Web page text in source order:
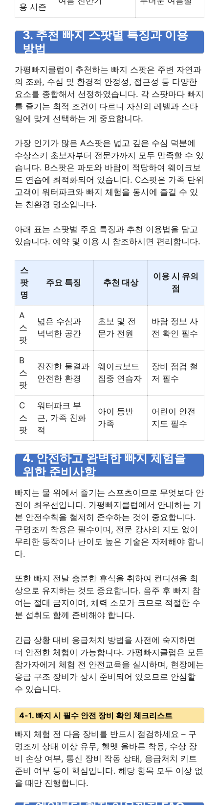
용 시즌
3. 추천 빠지 스팟별 특징과 이용
방법
가평빠지클럽이 추천하는 빠지 스팟은 주변 자연과
의 조화, 수심 및 환경적 안정성, 접근성 등 다양한
요소를 종합해서 선정하였습니다. 각 스팟마다 빠지
를 즐기는 최적 조건이 다르니 자신의 레벨과 스타
일에 맞게 선택하는 게 중요합니다.
가장 인기가 많은 A스팟은 넓고 깊은 수심 덕분에
수상스키 초보자부터 전문가까지 모두 만족할 수 있
습니다. B스팟은 파도와 바람이 적당하여 웨이크보
드 연습에 최적화되어 있습니다. C스팟은 가족 단위
고객이 워터파크와 빠지 체험을 동시에 즐길 수 있
는 친환경 명소입니다.
아래 표는 스팟별 주요 특징과 추천 이용법을 담고
있습니다. 예약 및 이용 시 참조하시면 편리합니다.
스
팟
명
주요 특징 추천 대상
이용 시 유의
점
A
스
팟
넓은 수심과
넉넉한 공간
초보 및 전
문가 전원
바람 정보 사
전 확인 필수
B
스
팟
잔잔한 물결과
안전한 환경
웨이크보드
집중 연습자
장비 점검 철
저 필수
C
스
팟
워터파크 부
근, 가족 친화
적
아이 동반
가족
어린이 안전
지도 필수
4. 안전하고 완벽한 빠지 체험을
위한 준비사항
빠지는 물 위에서 즐기는 스포츠이므로 무엇보다 안
전이 최우선입니다. 가평빠지클럽에서 안내하는 기
본 안전수칙을 철저히 준수하는 것이 중요합니다.
구명조끼 착용은 필수이며, 전문 강사의 지도 없이
무리한 동작이나 난이도 높은 기술은 자제해야 합니
다.
또한 빠지 전날 충분한 휴식을 취하여 컨디션을 최
상으로 유지하는 것도 중요합니다. 음주 후 빠지 참
여는 절대 금지이며, 체력 소모가 크므로 적절한 수
분 섭취도 함께 준비해야 합니다.
긴급 상황 대비 응급처치 방법을 사전에 숙지하면
더 안전한 체험이 가능합니다. 가평빠지클럽은 모든
참가자에게 체험 전 안전교육을 실시하며, 현장에는
응급 구조 장비가 상시 준비되어 있으므로 안심할
수 있습니다.
4-1. 빠지 시 필수 안전 장비 확인 체크리스트
빠지 체험 전 다음 장비를 반드시 점검하세요 – 구
명조끼 상태 이상 유무, 헬멧 올바른 착용, 수상 장
비 손상 여부, 통신 장비 작동 상태, 응급처치 키트
준비 여부 등이 핵심입니다. 해당 항목 모두 이상 없
을 때만 진행합니다.